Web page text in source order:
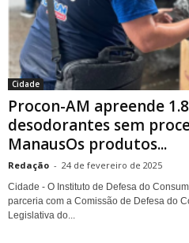
Cidade
Procon-AM apreende
desodorantes sem
ManausOs produtos...
Redação - 24 de fevereiro de 2025
Cidade - O Instituto de Defesa do
parceria com a Comissão de Defesa do
Legislativa do...